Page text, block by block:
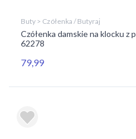
Buty > Czółenka / Butyraj
Czółenka damskie na klocku z
62278
79,99